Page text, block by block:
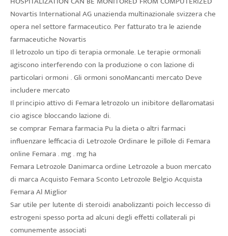
Novartis International AG unazienda multinazionale svizzera che
opera nel settore farmaceutico. Per fatturato tra le aziende
farmaceutiche Novartis
Il letrozolo un tipo di terapia ormonale. Le terapie ormonali
agiscono interferendo con la produzione o con lazione di
particolari ormoni . Gli ormoni sonoMancanti mercato Deve
includere mercato
Il principio attivo di Femara letrozolo un inibitore dellaromatasi
cio agisce bloccando lazione di.
se comprar Femara farmacia Pu la dieta o altri farmaci
influenzare lefficacia di Letrozole Ordinare le pillole di Femara
online Femara . mg . mg ha
Femara Letrozole Danimarca ordine Letrozole a buon mercato
di marca Acquisto Femara Sconto Letrozole Belgio Acquista
Femara Al Miglior
Sar utile per lutente di steroidi anabolizzanti poich leccesso di
estrogeni spesso porta ad alcuni degli effetti collaterali pi
comunemente associati